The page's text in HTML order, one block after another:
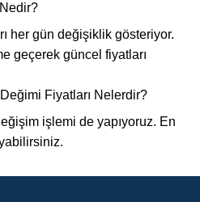
her gün değişiklik gösteriyor.
geçerek güncel fiyatları
Fiyatları Nelerdir?
işlemi de yapıyoruz. En